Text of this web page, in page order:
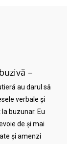
–
au darul să
verbale și
buzunar. Eu
de și mai
și amenzi